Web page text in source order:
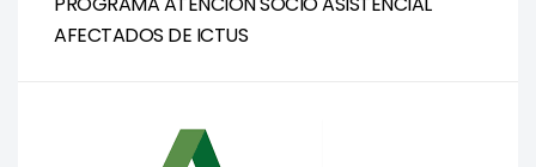
AFECTADOS DE ICTUS